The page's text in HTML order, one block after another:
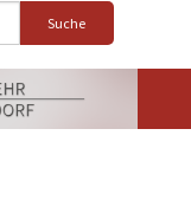
Suche